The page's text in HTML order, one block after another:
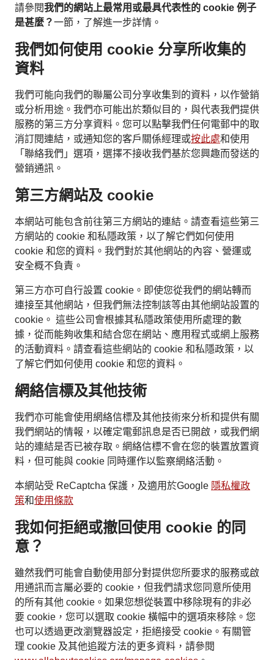
請參閱我們的網站上最常用或最具代表性的 cookie 例子
是甚麼？一節，了解進一步詳情。
我們如何使用 cookie 分享所收集的
資料
我們可能向我們的聯屬公司分享收集到的資料，以作營銷
或分析用途。我們亦可能出於類似目的，與代表我們提供
服務的第三方分享資料。您可以點擊我們任何電郵中的取
消訂閱連結，或通知您的客戶關係經理或按此處和使用
「聯絡我們」選項，選擇不接收我們基於您興趣而發送的
營銷通訊。
第三方網站及 cookie
本網站可能包含前往第三方網站的連結。請查看這些第三
方網站的 cookie 和私隱政策，以了解它們如何使用
cookie 和您的資料。我們對於其他網站的內容、營運或
安全概不負責。
第三方亦可自行設置 cookie。即使您從我們的網站轉而
連接至其他網站，但我們無法控制該等由其他網站設置的
cookie。 這些公司會根據其私隱政策使用所處理的數
據，從而能夠收集和結合您在網站、應用程式或網上服務
的活動資料。請查看這些網站的 cookie 和私隱政策，以
了解它們如何使用 cookie 和您的資料。
網絡信標及其他技術
我們亦可能會使用網絡信標及其他技術來分析和提供有關
我們網站的情報，以確定電郵訊息是否已開啟，或我們網
站的連結是否已被存取。網絡信標不會在您的裝置放置資
料，但可能與 cookie 同時運作以監察網絡活動。
本網站受 ReCaptcha 保護，及適用於Google 隱私權政
策和使用條款
我如何拒絕或撤回使用 cookie 的同
意？
雖然我們可能會自動使用部分對提供您所要求的服務或啟
用通訊而言屬必要的 cookie，但我們請求您同意所使用
的所有其他 cookie。如果您想從裝置中移除現有的非必
要 cookie，您可以選取 cookie 橫幅中的選項來移除。您
也可以透過更改瀏覽器設定，拒絕接受 cookie。有關管
理 cookie 及其他追蹤方法的更多資料，請參閱